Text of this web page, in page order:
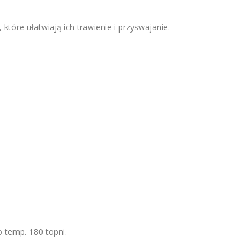
ułatwiają ich trawienie i przyswajanie.
temp. 180 topni.